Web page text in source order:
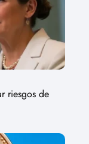
riesgos de